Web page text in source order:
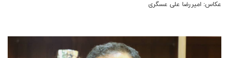
عکاس: امیررضا علی عسگری